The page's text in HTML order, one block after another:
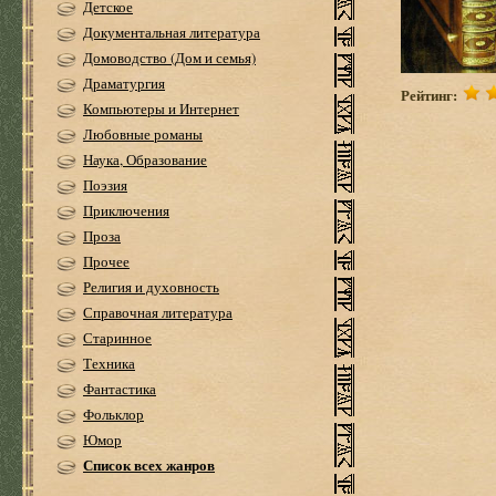
Детское
Документальная литература
Домоводство (Дом и семья)
Драматургия
Компьютеры и Интернет
Любовные романы
Наука, Образование
Поэзия
Приключения
Проза
Прочее
Религия и духовность
Справочная литература
Старинное
Техника
Фантастика
Фольклор
Юмор
Список всех жанров
Рейтинг: